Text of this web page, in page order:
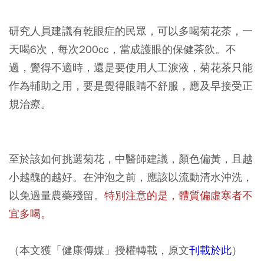
研究人員建議有乾眼症的民眾，可以多喝菊花茶，一
天喝6次，每次200cc，當成護眼的保健茶飲。不
過，覺得不適時，還是要使用人工淚液，菊花茶只能
作為輔助之用，要是覺得眼睛不舒服，應及早接受正
規治療。
至於該如何挑選菊花，中醫師建議，顏色偏黃，且越
小越醜的越好。在沖泡之前，應該以流動清水沖洗，
以免過量農藥殘留。 特別注意的是，體質偏虛寒者不
宜多喝。
（本文獲「健康傳媒」授權轉載，原文刊載於此）